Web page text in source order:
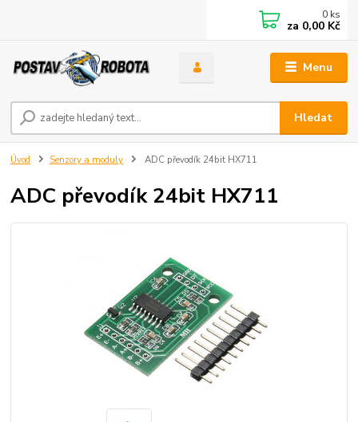
Menu
Hledat
0 ks
za 0,00 Kč
Úvod Senzory a moduly ADC převodík 24bit HX711
ADC převodík 24bit HX711